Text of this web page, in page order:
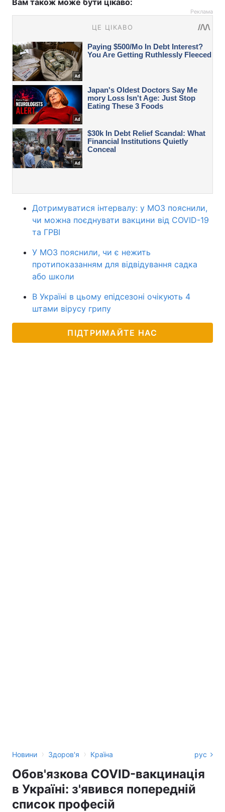
Вам також може бути цікаво:
Реклама
Дотримуватися інтервалу: у МОЗ пояснили,
чи можна поєднувати вакцини від COVID-19
та ГРВІ
У МОЗ пояснили, чи є нежить
протипоказанням для відвідування садка
або школи
В Україні в цьому епідсезоні очікують 4
штами вірусу грипу
ПІДТРИМАЙТЕ НАС
Новини › Здоров'я › Країна рус
Обов'язкова COVID-вакцинація
в Україні: з'явився попередній
список професій